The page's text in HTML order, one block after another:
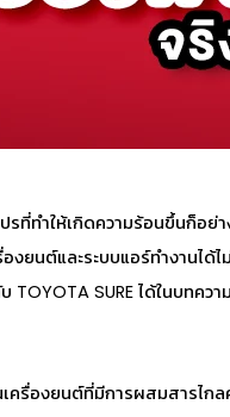
รที่ทำให้เกิดความร้อนขึ้นก็อย่
งยนต์และระบบแอร์ทำงานไ
TOYOTA SURE ได้ในบทคว
รื่องยนต์ที่มีการผสมสารไก